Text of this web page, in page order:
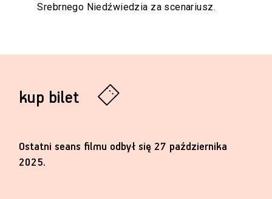
kup bilet
Ostatni seans filmu odbył się 27 października
2025.
Srebrnego Niedźwiedzia za scenariusz.